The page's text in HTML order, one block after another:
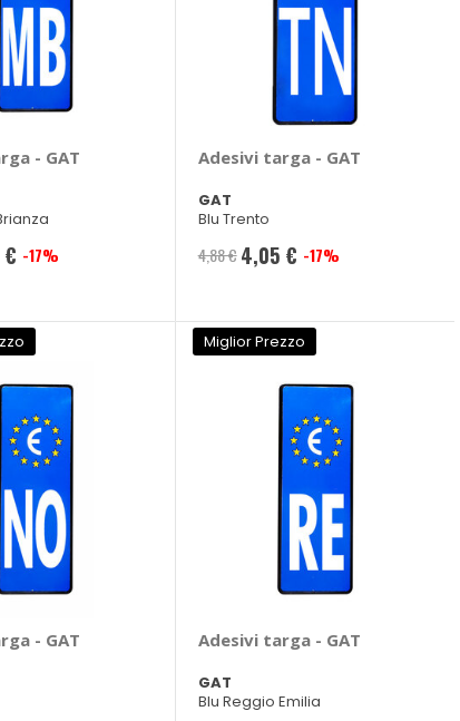
- GAT
-17%
Adesivi targa - GAT
GAT
Blu Trento
4,88 € Prezzo
4,05 € -17%
- GAT
Miglior Prezzo
Adesivi targa - GAT
GAT
Blu Reggio Emilia